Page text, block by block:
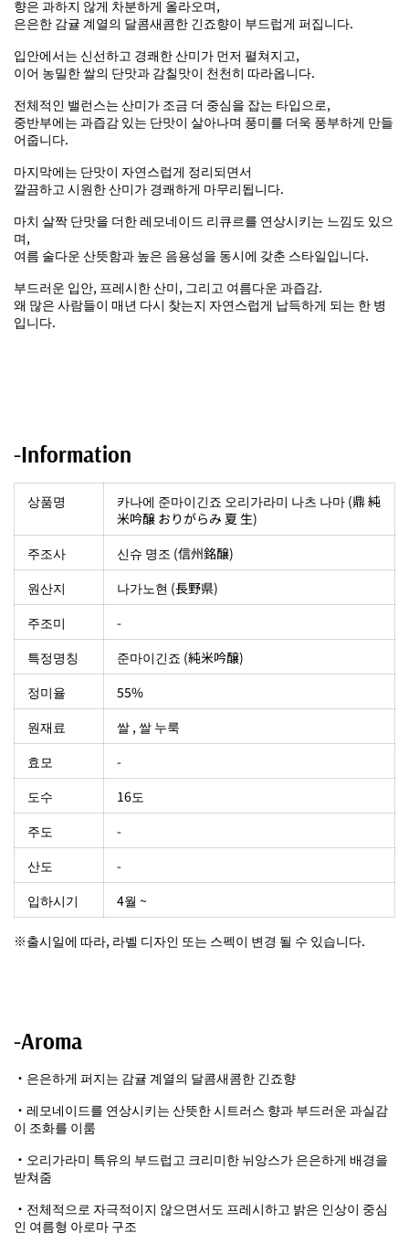
향은 과하지 않게 차분하게 올라오며,
은은한 감귤 계열의 달콤새콤한 긴죠향이 부드럽게 퍼집니다.
입안에서는 신선하고 경쾌한 산미가 먼저 펼쳐지고,
이어 농밀한 쌀의 단맛과 감칠맛이 천천히 따라옵니다.
전체적인 밸런스는 산미가 조금 더 중심을 잡는 타입으로,
중반부에는 과즙감 있는 단맛이 살아나며 풍미를 더욱 풍부하게 만들
어줍니다.
마지막에는 단맛이 자연스럽게 정리되면서
깔끔하고 시원한 산미가 경쾌하게 마무리됩니다.
마치 살짝 단맛을 더한 레모네이드 리큐르를 연상시키는 느낌도 있으
며,
여름 술다운 산뜻함과 높은 음용성을 동시에 갖춘 스타일입니다.
부드러운 입안, 프레시한 산미, 그리고 여름다운 과즙감.
왜 많은 사람들이 매년 다시 찾는지 자연스럽게 납득하게 되는 한 병
입니다.
-Information
상품명
카나에 준마이긴죠 오리가라미 나츠 나마 (鼎 純
米吟醸 おりがらみ 夏 生)
주조사
‎신슈 명조 (信州銘醸)
원산지
나가노현 (長野県)
주조미
-
특정명칭
준마이긴죠 (純米吟醸)
정미율
55%
원재료
쌀 , 쌀 누룩
효모
-
도수
16도
주도
-
산도
-
입하시기
4월 ~
※출시일에 따라, 라벨 디자인 또는 스펙이 변경 될 수 있습니다.
-Aroma
・은은하게 퍼지는 감귤 계열의 달콤새콤한 긴죠향
・레모네이드를 연상시키는 산뜻한 시트러스 향과 부드러운 과실감
이 조화를 이룸
・오리가라미 특유의 부드럽고 크리미한 뉘앙스가 은은하게 배경을
받쳐줌
・전체적으로 자극적이지 않으면서도 프레시하고 밝은 인상이 중심
인 여름형 아로마 구조